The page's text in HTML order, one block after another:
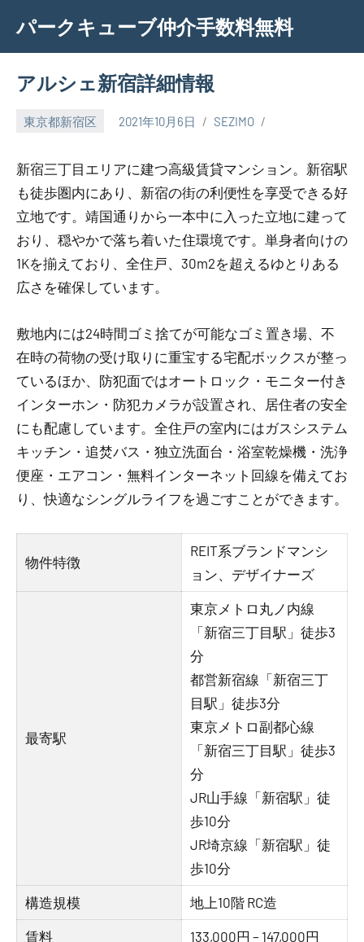
content
パークキューブ仲介手数料無料
アルシェ新宿詳細情報
東京都新宿区 2021年10月6日 SEZIMO
新宿三丁目エリアに建つ高級賃貸マンション。新宿駅
も徒歩圏内にあり、新宿の街の利便性を享受できる好
立地です。靖国通りから一本中に入った立地に建って
おり、穏やかで落ち着いた住環境です。単身者向けの
1Kを揃えており、全住戸、30m2を超えるゆとりある
広さを確保しています。
敷地内には24時間ゴミ捨てが可能なゴミ置き場、不
在時の荷物の受け取りに重宝する宅配ボックスが整っ
ているほか、防犯面ではオートロック・モニター付き
インターホン・防犯カメラが設置され、居住者の安全
にも配慮しています。全住戸の室内にはガスシステム
キッチン・追焚バス・独立洗面台・浴室乾燥機・洗浄
便座・エアコン・無料インターネット回線を備えてお
り、快適なシングルライフを過ごすことができます。
物件特徴
REIT系ブランドマンシ
ョン、デザイナーズ
最寄駅
東京メトロ丸ノ内線
「新宿三丁目駅」徒歩3
分
都営新宿線「新宿三丁
目駅」徒歩3分
東京メトロ副都心線
「新宿三丁目駅」徒歩3
分
JR山手線「新宿駅」徒
歩10分
JR埼京線「新宿駅」徒
歩10分
構造規模 地上10階 RC造
賃料 133,000円 – 147,000円